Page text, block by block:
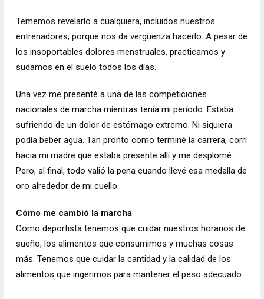
Tememos revelarlo a cualquiera, incluidos nuestros
entrenadores, porque nos da vergüenza hacerlo. A pesar de
los insoportables dolores menstruales, practicamos y
sudamos en el suelo todos los días.
Una vez me presenté a una de las competiciones
nacionales de marcha mientras tenía mi período. Estaba
sufriendo de un dolor de estómago extremo. Ni siquiera
podía beber agua. Tan pronto como terminé la carrera, corrí
hacia mi madre que estaba presente allí y me desplomé.
Pero, al final, todo valió la pena cuando llevé esa medalla de
oro alrededor de mi cuello.
Cómo me cambió la marcha
Como deportista tenemos que cuidar nuestros horarios de
sueño, los alimentos que consumimos y muchas cosas
más. Tenemos que cuidar la cantidad y la calidad de los
alimentos que ingerimos para mantener el peso adecuado.